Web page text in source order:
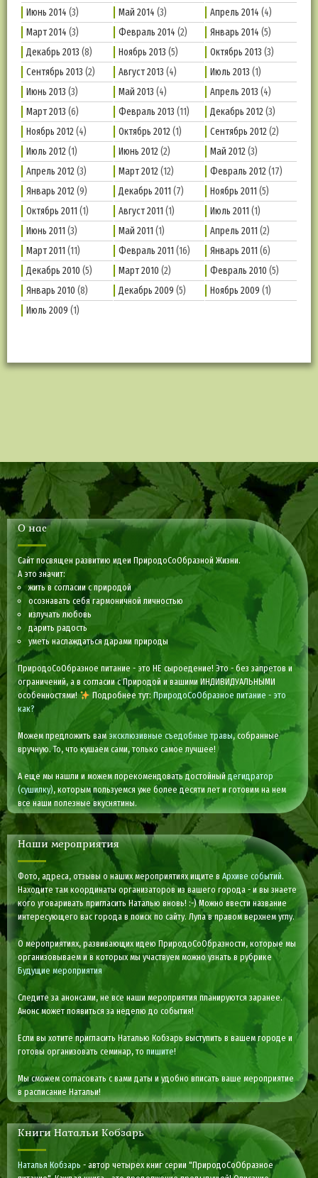
Июнь 2014 (3) Май 2014 (3) Апрель 2014 (4)
Март 2014 (3) Февраль 2014 (2) Январь 2014 (5)
Декабрь 2013 (8) Ноябрь 2013 (5) Октябрь 2013 (3)
Сентябрь 2013 (2) Август 2013 (4) Июль 2013 (1)
Июнь 2013 (3) Май 2013 (4) Апрель 2013 (4)
Март 2013 (6) Февраль 2013 (11) Декабрь 2012(3)
Ноябрь 2012(4) Октябрь 2012(1) Сентябрь 2012(2)
Июль 2012(1) Июнь 2012(2) Май 2012(3)
Апрель 2012(3) Март 2012(12) Февраль 2012(17)
Январь 2012(9) Декабрь 2011 (7) Ноябрь 2011 (5)
Октябрь 2011 (1) Август 2011 (1) Июль 2011 (1)
Июнь 2011 (3) Май 2011 (1) Апрель 2011 (2)
Март 2011 (11) Февраль 2011 (16) Январь 2011 (6)
Декабрь 2010 (5) Март 2010 (2) Февраль 2010 (5)
Январь 2010 (8) Декабрь 2009 (5) Ноябрь 2009 (1)
Июль 2009 (1)
О нас
Сайт посвящен развитию идеи ПриродоСоОбразной Жизни.
А это значит:
жить в согласии с природой
осознавать себя гармоничной личностью
излучать любовь
дарить радость
уметь наслаждаться дарами природы
ПриродоСоОбразное питание - это НЕ сыроедение! Это - без запретов и
ограничений, а в согласии с Природой и вашими ИНДИВИДУАЛЬНЫМИ
особенностями!
Подробнее тут: ПриродоСоОбразное питание - это
как?
Можем предложить вам эксклюзивные съедобные травы, собранные
вручную. То, что кушаем сами, только самое лучшее!
А еще мы нашли и можем порекомендовать достойныйдегидратор
(сушилку), которым пользуемся уже более десяти лет и готовим на нем
все наши полезные вкуснятины.
Наши мероприятия
Фото, адреса, отзывы о наших мероприятиях ищите вАрхиве событий.
Находите там координаты организаторов из вашего города - и вы знаете
кого уговаривать пригласить Наталью вновь! :-) Можно ввести название
интересующего вас города в поиск по сайту. Лупа в правом верхнем углу.
О мероприятиях, развивающих идею ПриродоСоОбразности, которые мы
организовываем и в которых мы участвуем можно узнать в рубрике
Будущие мероприятия
Следите за анонсами, не все наши мероприятия планируются заранее.
Анонс может появиться за неделю до события!
Если вы хотите пригласить Наталью Кобзарь выступить в вашем городе и
готовы организовать семинар, топишите!
Мы сможем согласовать с вами даты и удобно вписать ваше мероприятие
в расписание Натальи!
Книги Натальи Кобзарь
Наталья Кобзарь - автор четырех книг серии "ПриродоСоОбразное